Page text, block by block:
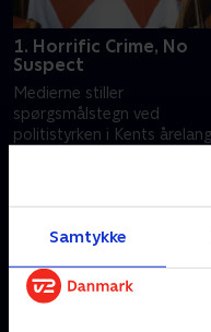
Samtykke
1. Horrific Crime, No
Suspect
Medierne stiller
spørgsmålstegn ved
politistyrken i Kents
Andre så også